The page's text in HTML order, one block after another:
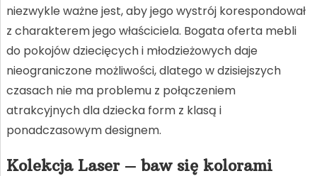
niezwykle ważne jest, aby jego wystrój korespondował
z charakterem jego właściciela. Bogata oferta mebli
do pokojów dziecięcych i młodzieżowych daje
nieograniczone możliwości, dlatego w dzisiejszych
czasach nie ma problemu z połączeniem
atrakcyjnych dla dziecka form z klasą i
ponadczasowym designem.
Kolekcja Laser – baw się kolorami